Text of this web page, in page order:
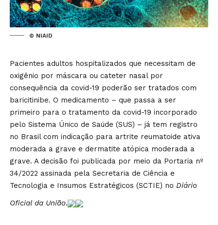
© NIAID
Pacientes adultos hospitalizados que necessitam de
oxigênio por máscara ou cateter nasal por
consequência da covid-19 poderão ser tratados com
baricitinibe. O medicamento – que passa a ser
primeiro para o tratamento da covid-19 incorporado
pelo Sistema Único de Saúde (SUS) – já tem registro
no Brasil com indicação para artrite reumatoide ativa
moderada a grave e dermatite atópica moderada a
grave. A decisão foi publicada por meio da Portaria nº
34/2022 assinada pela Secretaria de Ciência e
Tecnologia e Insumos Estratégicos (SCTIE) no Diário
Oficial da União.